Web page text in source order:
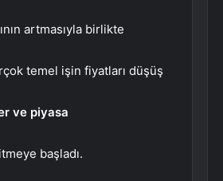
artmasıyla birlikte
temel işin fiyatları düşüş
ve piyasa
başladı.